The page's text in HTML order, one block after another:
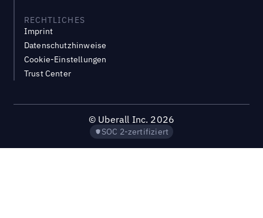
RECHTLICHES
Imprint
Datenschutzhinweise
Cookie-Einstellungen
Trust Center
© Uberall Inc. 2026
SOC 2-zertifiziert